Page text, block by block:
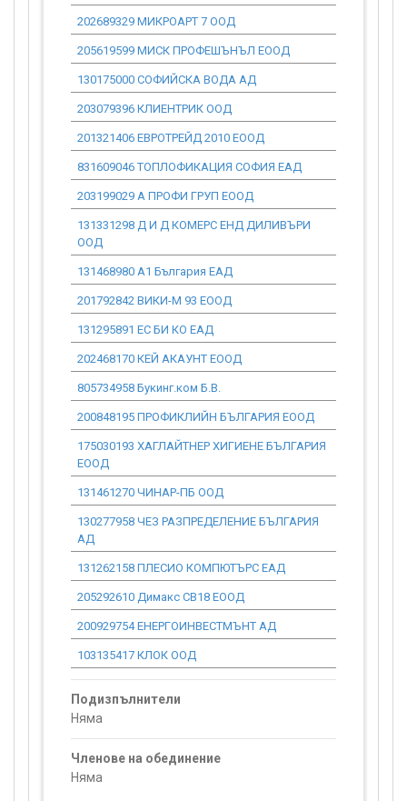
202689329 МИКРОАРТ 7 ООД
205619599 МИСК ПРОФЕШЪНЪЛ ЕООД
130175000 СОФИЙСКА ВОДА АД
203079396 КЛИЕНТРИК ООД
201321406 ЕВРОТРЕЙД 2010 ЕООД
831609046 ТОПЛОФИКАЦИЯ СОФИЯ ЕАД
203199029 А ПРОФИ ГРУП ЕООД
131331298 Д И Д КОМЕРС ЕНД ДИЛИВЪРИ
ООД
131468980 А1 България ЕАД
201792842 ВИКИ-М 93 ЕООД
131295891 ЕС БИ КО ЕАД
202468170 КЕЙ АКАУНТ ЕООД
805734958 Букинг.ком Б.В.
200848195 ПРОФИКЛИЙН БЪЛГАРИЯ ЕООД
175030193 ХАГЛАЙТНЕР ХИГИЕНЕ БЪЛГАРИЯ
ЕООД
131461270 ЧИНАР-ПБ ООД
130277958 ЧЕЗ РАЗПРЕДЕЛЕНИЕ БЪЛГАРИЯ
АД
131262158 ПЛЕСИО КОМПЮТЪРС ЕАД
205292610 Димакс СВ18 ЕООД
200929754 ЕНЕРГОИНВЕСТМЪНТ АД
103135417 КЛОК ООД
Подизпълнители
Няма
Членове на обединение
Няма